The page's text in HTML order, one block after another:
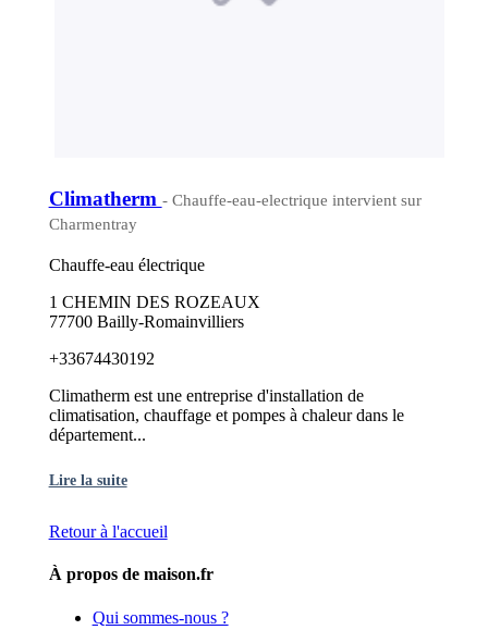
Climatherm - Chauffe-eau-electrique intervient sur
Charmentray
Chauffe-eau électrique
1 CHEMIN DES ROZEAUX
77700 Bailly-Romainvilliers
+33674430192
Climatherm est une entreprise d'installation de
climatisation, chauffage et pompes à chaleur dans le
département...
Lire la suite
Retour à l'accueil
À propos de maison.fr
Qui sommes-nous ?